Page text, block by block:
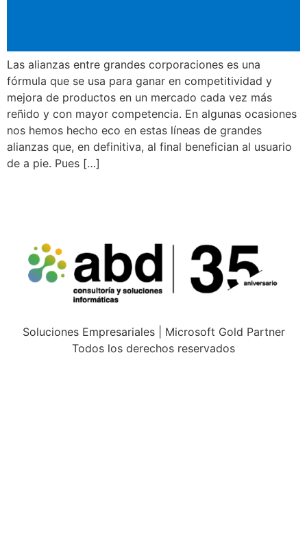
Las alianzas entre grandes corporaciones es una
fórmula que se usa para ganar en competitividad y
mejora de productos en un mercado cada vez más
reñido y con mayor competencia. En algunas ocasiones
nos hemos hecho eco en estas líneas de grandes
alianzas que, en definitiva, al final benefician al usuario
de a pie. Pues […]
Soluciones Empresariales | Microsoft Gold Partner
Todos los derechos reservados